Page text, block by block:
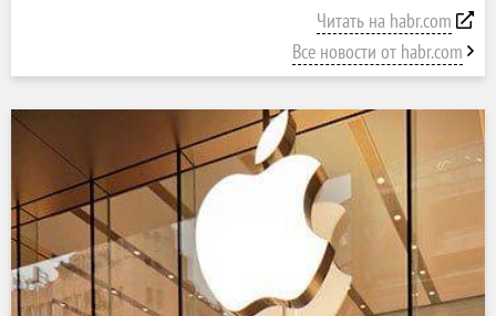
Читать на habr.com
Все новости от habr.com